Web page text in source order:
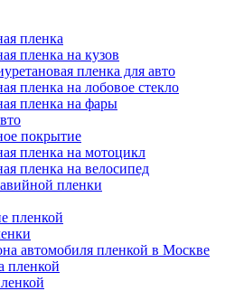
пленка
пленка на кузов
пленка для авто
пленка на лобовое стекло
пленка на фары
покрытие
пленка на мотоцикл
пленка на велосипед
пленки
пленкой
автомобиля пленкой в Москве
пленкой